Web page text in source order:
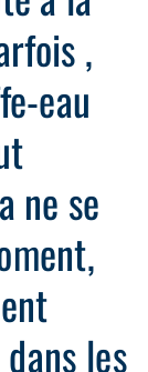
,
eau
ne se
les